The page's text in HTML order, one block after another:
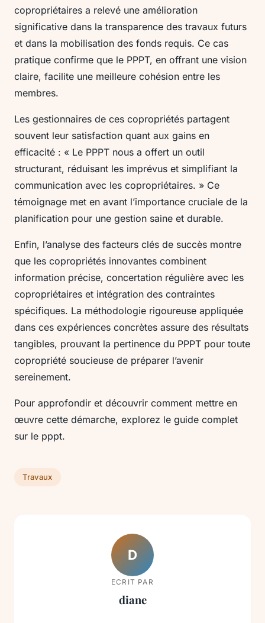
copropriétaires a relevé une amélioration
significative dans la transparence des travaux futurs
et dans la mobilisation des fonds requis. Ce cas
pratique confirme que le PPPT, en offrant une vision
claire, facilite une meilleure cohésion entre les
membres.
Les gestionnaires de ces copropriétés partagent
souvent leur satisfaction quant aux gains en
efficacité : « Le PPPT nous a offert un outil
structurant, réduisant les imprévus et simplifiant la
communication avec les copropriétaires. » Ce
témoignage met en avant l’importance cruciale de la
planification pour une gestion saine et durable.
Enfin, l’analyse des facteurs clés de succès montre
que les copropriétés innovantes combinent
information précise, concertation régulière avec les
copropriétaires et intégration des contraintes
spécifiques. La méthodologie rigoureuse appliquée
dans ces expériences concrètes assure des résultats
tangibles, prouvant la pertinence du PPPT pour toute
copropriété soucieuse de préparer l’avenir
sereinement.
Pour approfondir et découvrir comment mettre en
œuvre cette démarche, explorez le guide complet
sur le pppt.
Travaux
D
ECRIT PAR
diane